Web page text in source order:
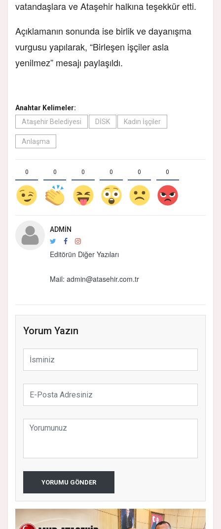
vatandaşlara ve Ataşehir halkına teşekkür etti.
Açıklamanın sonunda ise birlik ve dayanışma
vurgusu yapılarak, “Birleşen işçiler asla
yenilmez” mesajı paylaşıldı.
Anahtar Kelimeler:
Ataşehir Belediyesi
DİSK Kadın İşçiler
Anlaşma
0 0 0 0 0 0
ADMIN
Editörün Diğer Yazıları
Mail: admin@atasehir.com.tr
Yorum Yazın
YORUMU GÖNDER